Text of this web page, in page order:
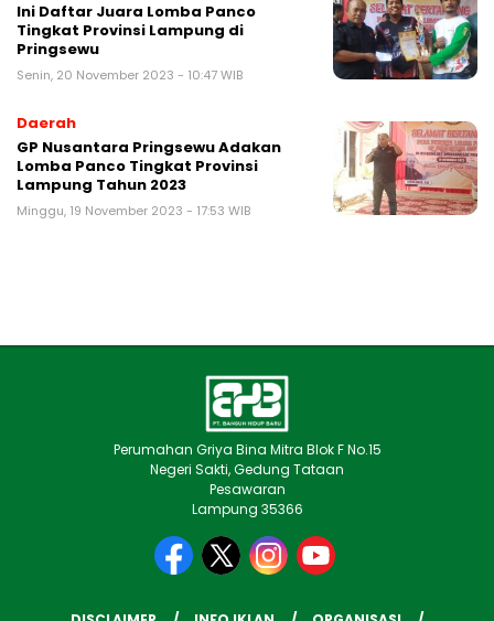
Ini Daftar Juara Lomba Panco
Tingkat Provinsi Lampung di
Pringsewu
Senin, 20 November 2023 - 10:47 WIB
Daerah
GP Nusantara Pringsewu Adakan
Lomba Panco Tingkat Provinsi
Lampung Tahun 2023
Minggu, 19 November 2023 - 17:53 WIB
Perumahan Griya Bina Mitra Blok F No.15
Negeri Sakti, Gedung Tataan
Pesawaran
Lampung 35366